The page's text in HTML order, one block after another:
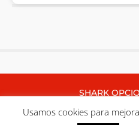
SHARK
Usamos cookies para